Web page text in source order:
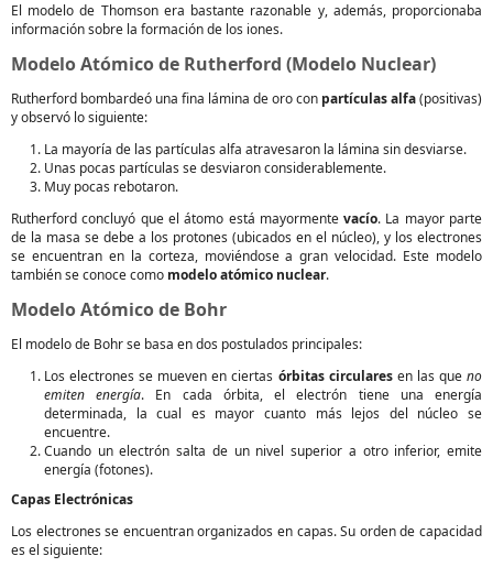
El modelo de Thomson era bastante razonable y, además, proporcionaba
información sobre la formación de los iones.
Modelo Atómico de Rutherford (Modelo Nuclear)
Rutherford bombardeó una fina lámina de oro con partículas alfa(positivas)
y observó lo siguiente:
La mayoría de las partículas alfa atravesaron la lámina sin desviarse.
Unas pocas partículas se desviaron considerablemente.
Muy pocas rebotaron.
Rutherford concluyó que el átomo está mayormentevacío. La mayor parte
de la masa se debe a los protones (ubicados en el núcleo), y los electrones
se encuentran en la corteza, moviéndose a gran velocidad. Este modelo
también se conoce como modelo atómico nuclear.
Modelo Atómico de Bohr
El modelo de Bohr se basa en dos postulados principales:
Los electrones se mueven en ciertas órbitas circularesen las queno
emiten energía. En cada órbita, el electrón tiene una energía
determinada, la cual es mayor cuanto más lejos del núcleo se
encuentre.
Cuando un electrón salta de un nivel superior a otro inferior, emite
energía (fotones).
Capas Electrónicas
Los electrones se encuentran organizados en capas. Su orden de capacidad
es el siguiente: